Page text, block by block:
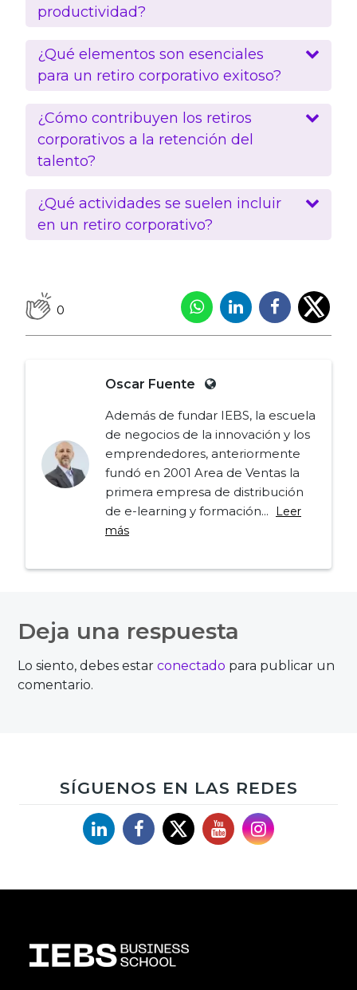
productividad?
¿Qué elementos son esenciales
para un retiro corporativo exitoso?
¿Cómo contribuyen los retiros
corporativos a la retención del
talento?
¿Qué actividades se suelen incluir
en un retiro corporativo?
0
Oscar Fuente
Además de fundar IEBS, la escuela
de negocios de la innovación y los
emprendedores, anteriormente
fundó en 2001 Area de Ventas la
primera empresa de distribución
de e-learning y formación...
Leer
más
de
entradas
Deja una respuesta
Lo siento, debes estarconectado para publicar un
comentario.
SÍGUENOS EN LAS REDES
LinkedinFacebook
X YouTubeInstagram